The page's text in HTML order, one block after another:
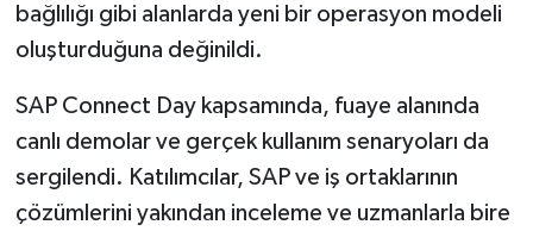
bağlılığı gibi alanlarda yeni bir operasyon modeli
oluşturduğuna değinildi.
SAP Connect Day kapsamında, fuaye alanında
canlı demolar ve gerçek kullanım senaryoları da
sergilendi. Katılımcılar, SAP ve iş ortaklarının
çözümlerini yakından inceleme ve uzmanlarla bire